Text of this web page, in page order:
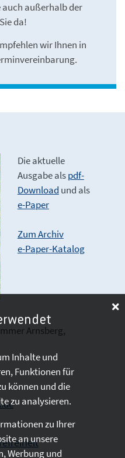
auch außerhalb der
da!
wir Ihnen in
Die aktuelle
Ausgabe alspdf-
Download und als
e-Paper
Zum Archiv
e-Paper-Katalog
Arnsberg,
Inhalte und
Funktionen für
können und die
zu analysieren.
zu Ihrer
an unsere
Werbung und